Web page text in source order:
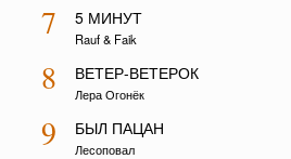
7 5 МИНУТ
Rauf & Faik
8 ВЕТЕР-ВЕТЕРОК
Лера Огонёк
9 БЫЛ ПАЦАН
Лесоповал